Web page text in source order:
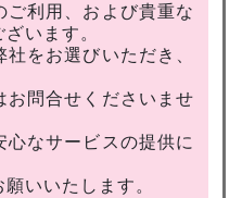
ご利用、および貴重な
います。
をお選びいただき、
お問合せくださいませ
なサービスの提供に
いいたします。